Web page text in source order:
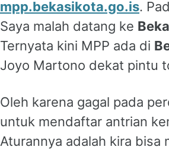
mpp.bekasikota.go.is.
Saya malah datang ke
Ternyata kini MPP ada di
Joyo Martono dekat pintu
Oleh karena gagal pada
untuk mendaftar antrian
Aturannya adalah kira bisa